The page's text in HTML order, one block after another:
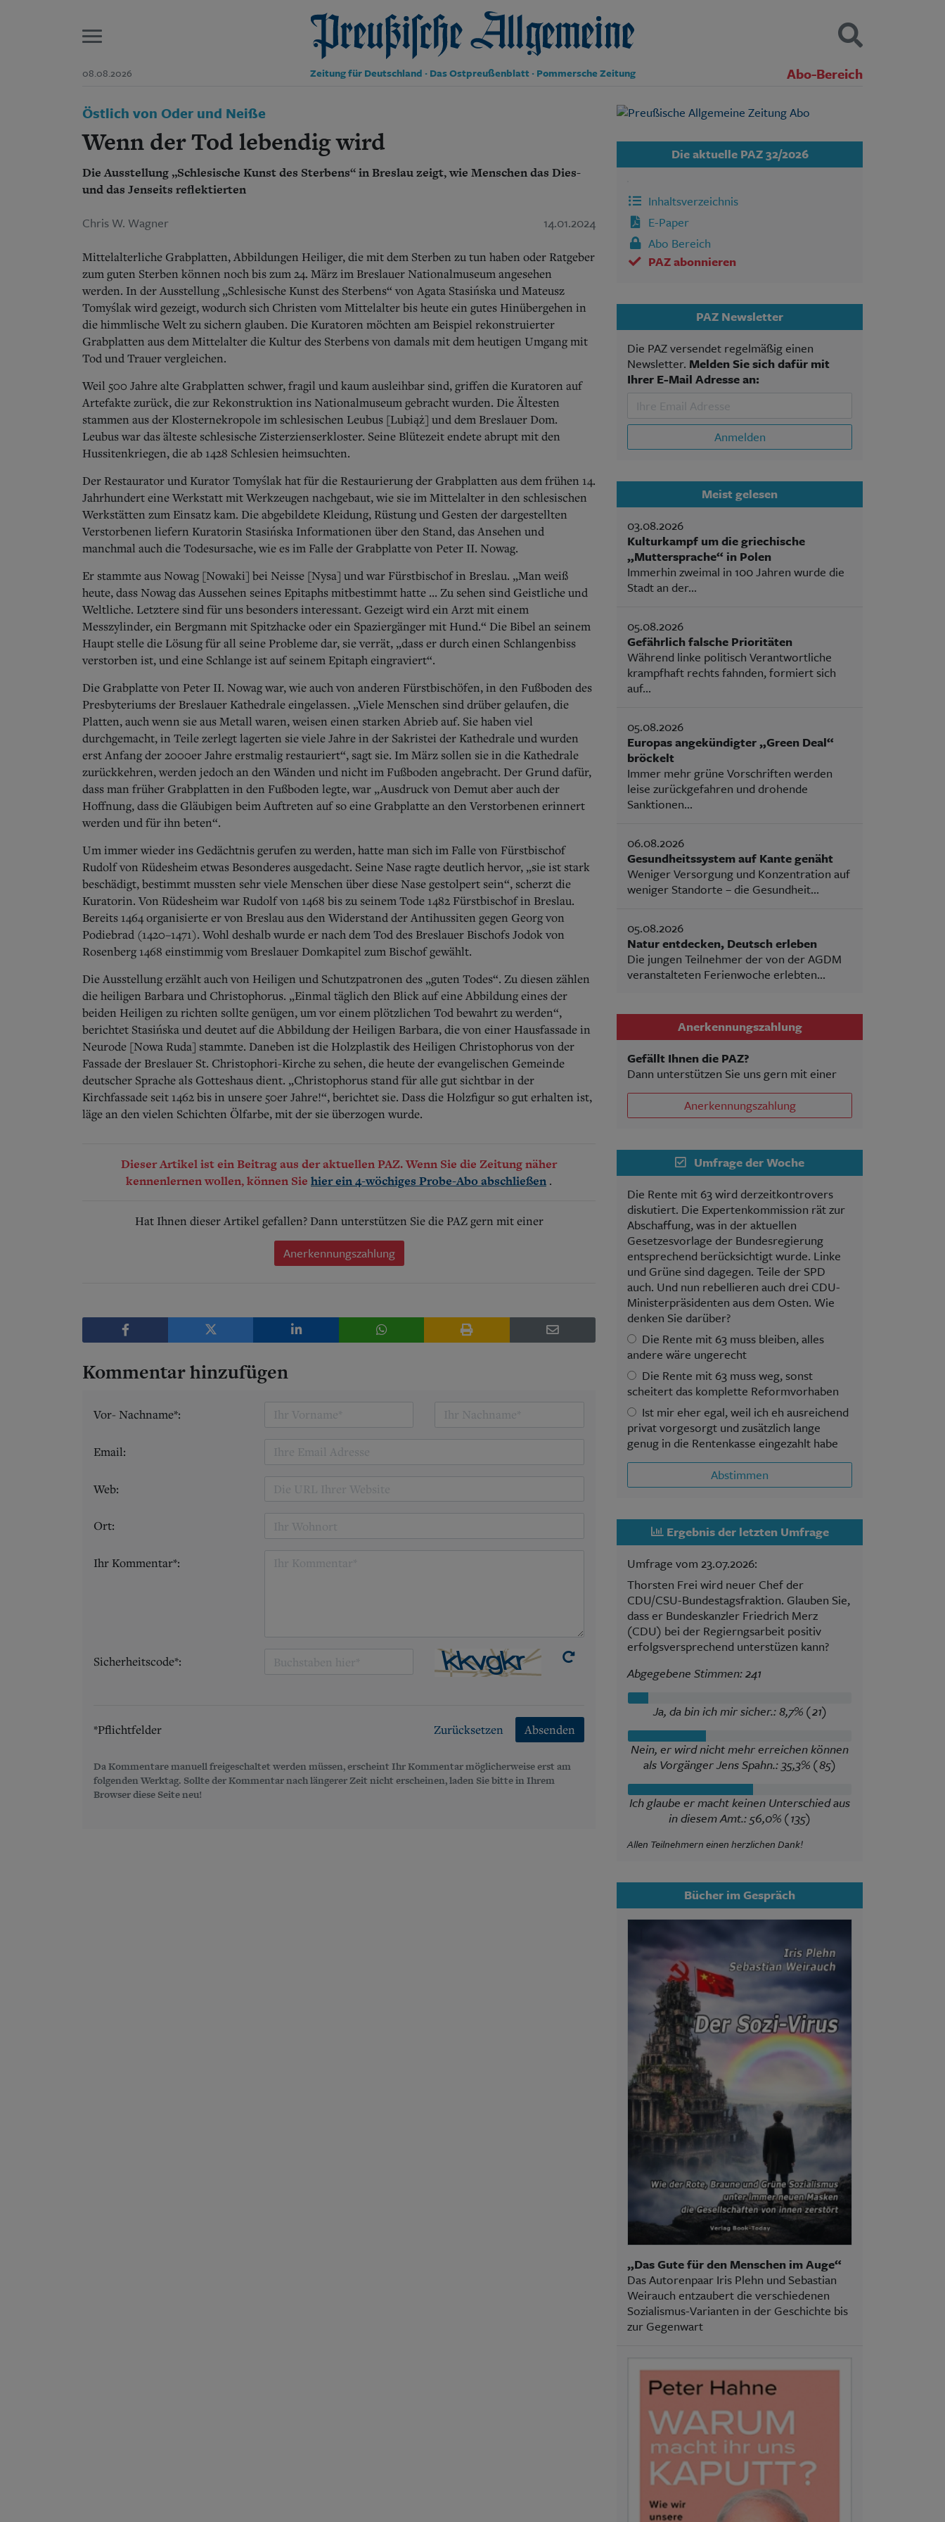
08.08.2026 Preußische Allgemeine Zeitung
Zeitung für Deutschland · Das Ostpreußenblatt · Pommersche Zeitung Abo-Bereich
Start
Aktuelle Ausgabe
Abonnent werden
Abo Prämien
Mediadaten
Gesellschaft
Berlin-Brandenburg
Schlesien
Danzig und Westpreußen
Bücher
Kontakt
Datenschutz
Suchen und finden
SUCHEN
Östlich von Oder und Neiße
Wenn der Tod lebendig wird
Die Ausstellung „Schlesische Kunst des Sterbens“ in Breslau zeigt, wie Menschen das Dies-
und das Jenseits reflektierten
Chris W. Wagner 14.01.2024
Mittelalterliche Grabplatten, Abbildungen Heiliger, die mit dem Sterben zu tun haben oder Ratgeber
zum guten Sterben können noch bis zum 24. März im Breslauer Nationalmuseum angesehen
werden. In der Ausstellung „Schlesische Kunst des Sterbens“ von Agata Stasińska und Mateusz
Tomyślak wird gezeigt, wodurch sich Christen vom Mittelalter bis heute ein gutes Hinübergehen in
die himmlische Welt zu sichern glauben. Die Kuratoren möchten am Beispiel rekonstruierter
Grabplatten aus dem Mittelalter die Kultur des Sterbens von damals mit dem heutigen Umgang mit
Tod und Trauer vergleichen.
Weil 500 Jahre alte Grabplatten schwer, fragil und kaum ausleihbar sind, griffen die Kuratoren auf
Artefakte zurück, die zur Rekonstruktion ins Nationalmuseum gebracht wurden. Die Ältesten
stammen aus der Klosternekropole im schlesischen Leubus [Lubiąż] und dem Breslauer Dom.
Leubus war das älteste schlesische Zisterzienserkloster. Seine Blütezeit endete abrupt mit den
Hussitenkriegen, die ab 1428 Schlesien heimsuchten.
Der Restaurator und Kurator Tomyślak hat für die Restaurierung der Grabplatten aus dem frühen 14.
Jahrhundert eine Werkstatt mit Werkzeugen nachgebaut, wie sie im Mittelalter in den schlesischen
Werkstätten zum Einsatz kam. Die abgebildete Kleidung, Rüstung und Gesten der dargestellten
Verstorbenen liefern Kuratorin Stasińska Informationen über den Stand, das Ansehen und
manchmal auch die Todesursache, wie es im Falle der Grabplatte von Peter II. Nowag.
Er stammte aus Nowag [Nowaki] bei Neisse [Nysa] und war Fürstbischof in Breslau. „Man weiß
heute, dass Nowag das Aussehen seines Epitaphs mitbestimmt hatte ... Zu sehen sind Geistliche und
Weltliche. Letztere sind für uns besonders interessant. Gezeigt wird ein Arzt mit einem
Messzylinder, ein Bergmann mit Spitzhacke oder ein Spaziergänger mit Hund.“ Die Bibel an seinem
Haupt stelle die Lösung für all seine Probleme dar, sie verrät, „dass er durch einen Schlangenbiss
verstorben ist, und eine Schlange ist auf seinem Epitaph eingraviert“.
Die Grabplatte von Peter II. Nowag war, wie auch von anderen Fürstbischöfen, in den Fußboden des
Presbyteriums der Breslauer Kathedrale eingelassen. „Viele Menschen sind drüber gelaufen, die
Platten, auch wenn sie aus Metall waren, weisen einen starken Abrieb auf. Sie haben viel
durchgemacht, in Teile zerlegt lagerten sie viele Jahre in der Sakristei der Kathedrale und wurden
erst Anfang der 2000er Jahre erstmalig restauriert“, sagt sie. Im März sollen sie in die Kathedrale
zurückkehren, werden jedoch an den Wänden und nicht im Fußboden angebracht. Der Grund dafür,
dass man früher Grabplatten in den Fußboden legte, war „Ausdruck von Demut aber auch der
Hoffnung, dass die Gläubigen beim Auftreten auf so eine Grabplatte an den Verstorbenen erinnert
werden und für ihn beten“.
Um immer wieder ins Gedächtnis gerufen zu werden, hatte man sich im Falle von Fürstbischof
Rudolf von Rüdesheim etwas Besonderes ausgedacht. Seine Nase ragte deutlich hervor, „sie ist stark
beschädigt, bestimmt mussten sehr viele Menschen über diese Nase gestolpert sein“, scherzt die
Kuratorin. Von Rüdesheim war Rudolf von 1468 bis zu seinem Tode 1482 Fürstbischof in Breslau.
Bereits 1464 organisierte er von Breslau aus den Widerstand der Antihussiten gegen Georg von
Podiebrad (1420–1471). Wohl deshalb wurde er nach dem Tod des Breslauer Bischofs Jodok von
Rosenberg 1468 einstimmig vom Breslauer Domkapitel zum Bischof gewählt.
Die Ausstellung erzählt auch von Heiligen und Schutzpatronen des „guten Todes“. Zu diesen zählen
die heiligen Barbara und Christophorus. „Einmal täglich den Blick auf eine Abbildung eines der
beiden Heiligen zu richten sollte genügen, um vor einem plötzlichen Tod bewahrt zu werden“,
berichtet Stasińska und deutet auf die Abbildung der Heiligen Barbara, die von einer Hausfassade in
Neurode [Nowa Ruda] stammte. Daneben ist die Holzplastik des Heiligen Christophorus von der
Fassade der Breslauer St. Christophori-Kirche zu sehen, die heute der evangelischen Gemeinde
deutscher Sprache als Gotteshaus dient. „Christophorus stand für alle gut sichtbar in der
Kirchfassade seit 1462 bis in unsere 50er Jahre!“, berichtet sie. Dass die Holzfigur so gut erhalten ist,
läge an den vielen Schichten Ölfarbe, mit der sie überzogen wurde.
Dieser Artikel ist ein Beitrag aus der aktuellen PAZ. Wenn Sie die Zeitung näher
kennenlernen wollen, können Sie hier ein 4-wöchiges Probe-Abo abschließen .
Hat Ihnen dieser Artikel gefallen? Dann unterstützen Sie die PAZ gern mit einer
Anerkennungszahlung
Kommentar hinzufügen
Vor- Nachname*:
Email:
Web:
Ort:
Ihr Kommentar*:
Sicherheitscode*:
*Pflichtfelder Zurücksetzen Absenden
Da Kommentare manuell freigeschaltet werden müssen, erscheint Ihr Kommentar möglicherweise erst am
folgenden Werktag. Sollte der Kommentar nach längerer Zeit nicht erscheinen, laden Sie bitte in Ihrem
Browser diese Seite neu!
Die aktuelle PAZ 32/2026
Inhaltsverzeichnis
E-Paper
Abo Bereich
PAZ abonnieren
PAZ Newsletter
Die PAZ versendet regelmäßig einen
Newsletter. Melden Sie sich dafür mit
Ihrer E-Mail Adresse an:
Anmelden
Meist gelesen
03.08.2026
Kulturkampf um die griechische
„Muttersprache“ in Polen
Immerhin zweimal in 100 Jahren wurde die
Stadt an der...
05.08.2026
Gefährlich falsche Prioritäten
Während linke politisch Verantwortliche
krampfhaft rechts fahnden, formiert sich
auf...
05.08.2026
Europas angekündigter „Green Deal“
bröckelt
Immer mehr grüne Vorschriften werden
leise zurückgefahren und drohende
Sanktionen...
06.08.2026
Gesundheitssystem auf Kante genäht
Weniger Versorgung und Konzentration auf
weniger Standorte – die Gesundheit...
05.08.2026
Natur entdecken, Deutsch erleben
Die jungen Teilnehmer der von der AGDM
veranstalteten Ferienwoche erlebten...
Anerkennungszahlung
Gefällt Ihnen die PAZ?
Dann unterstützen Sie uns gern mit einer
Anerkennungszahlung
Umfrage der Woche
Die Rente mit 63 wird derzeitkontrovers
diskutiert. Die Expertenkommission rät zur
Abschaffung, was in der aktuellen
Gesetzesvorlage der Bundesregierung
entsprechend berücksichtigt wurde. Linke
und Grüne sind dagegen. Teile der SPD
auch. Und nun rebellieren auch drei CDU-
Ministerpräsidenten aus dem Osten. Wie
denken Sie darüber?
Die Rente mit 63 muss bleiben, alles
andere wäre ungerecht
Die Rente mit 63 muss weg, sonst
scheitert das komplette Reformvorhaben
Ist mir eher egal, weil ich eh ausreichend
privat vorgesorgt und zusätzlich lange
genug in die Rentenkasse eingezahlt habe
Abstimmen
Ergebnis der letzten Umfrage
Umfrage vom 23.07.2026:
Thorsten Frei wird neuer Chef der
CDU/CSU-Bundestagsfraktion. Glauben Sie,
dass er Bundeskanzler Friedrich Merz
(CDU) bei der Regierngsarbeit positiv
erfolgsversprechend unterstüzen kann?
Abgegebene Stimmen: 241
Ja, da bin ich mir sicher.: 8,7% (21)
Nein, er wird nicht mehr erreichen können
als Vorgänger Jens Spahn.: 35,3% (85)
Ich glaube er macht keinen Unterschied aus
in diesem Amt.: 56,0% (135)
Allen Teilnehmern einen herzlichen Dank!
Bücher im Gespräch
„Das Gute für den Menschen im Auge“
Das Autorenpaar Iris Plehn und Sebastian
Weirauch entzaubert die verschiedenen
Sozialismus-Varianten in der Geschichte bis
zur Gegenwart